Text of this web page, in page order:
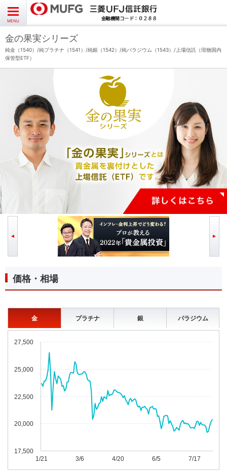
CLOSE
MENU
価格・相場
金 プラチナ 銀 パラジウム
1/21 3/6 4/20 6/5 7/17
17,500
20,000
22,500
25,000
27,500
金の果実シリーズ
純金（1540）/純プラチナ（1541）/純銀（1542）/純パラジウム（1543）/上場信託（現物国内
保管型ETF）
金の果実シリーズとは
特徴とメリット
商品ラインナップ
各種お手続き
ブログ
よくあるご質問 お問い合わせ